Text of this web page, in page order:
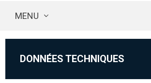
MENU
DONNÉES TECHNIQUES